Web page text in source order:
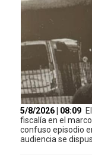
5/8/2026 | 08:09
fiscalía en el
confuso episodio
audiencia se